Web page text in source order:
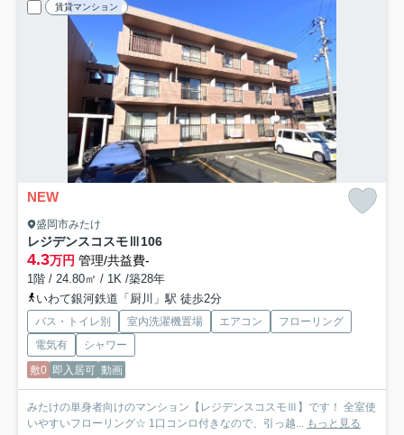
賃貸マンション
NEW
盛岡市みたけ
レジデンスコスモⅢ106
4.3万円 管理/共益費-
1階 / 24.80㎡ / 1K /築28年
いわて銀河鉄道「厨川」駅 徒歩2分
バス・トイレ別 室内洗濯機置場 エアコン
フローリング
電気有
シャワー
敷0 即入居可 動画
みたけの単身者向けのマンション【レジデンスコスモⅢ】です！ 全室使
いやすいフローリング☆ 1口コンロ付きなので、引っ越...
もっと見る